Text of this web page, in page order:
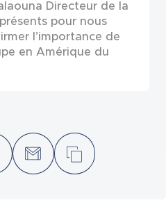
Directeur de la
pour nous
l’importance de
en Amérique du